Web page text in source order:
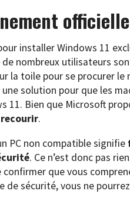
officielle
installer Windows 11
nombreux utilisateurs
la toile pour se procurer le
solution pour que les
11. Bien que Microsoft
.
PC non compatible signifie
. Ce n’est donc pas
que vous
sécurité, vous ne